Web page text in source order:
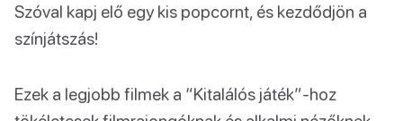
Szóval kapj elő egy kis popcornt, és kezdődjön a
színjátszás!
Ezek a legjobb filmek a “Kitalálós játék”-hoz